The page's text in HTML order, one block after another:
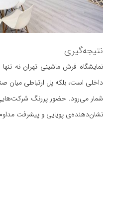
نتیجه‌گیری
نمایشگاه فرش ماشینی تهران نه
داخلی است، بلکه پل ارتباطی میان
شمار می‌رود. حضور پررنگ
نشان‌دهنده‌ی پویایی و پیشرفت